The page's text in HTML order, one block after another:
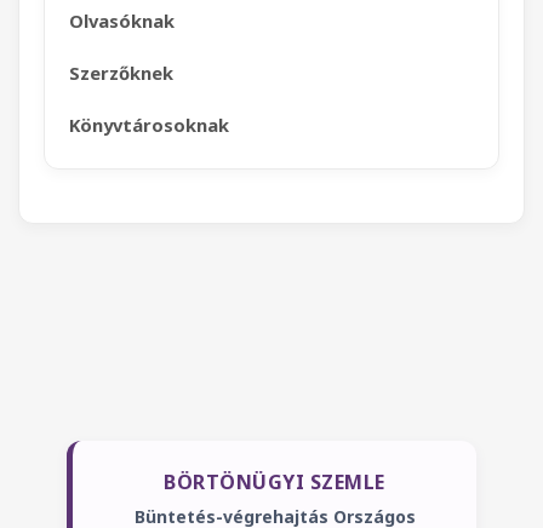
Olvasóknak
Szerzőknek
Könyvtárosoknak
BÖRTÖNÜGYI SZEMLE
Büntetés-végrehajtás Országos